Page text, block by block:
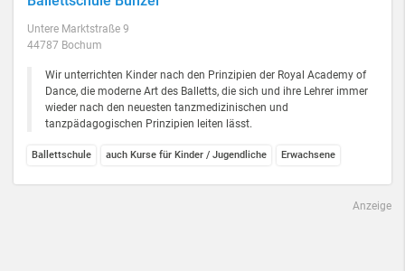
Untere Marktstraße 9
44787 Bochum
Wir unterrichten Kinder nach den Prinzipien der Royal Academy of
Dance, die moderne Art des Balletts, die sich und ihre Lehrer immer
wieder nach den neuesten tanzmedizinischen und
tanzpädagogischen Prinzipien leiten lässt.
Ballettschule auch Kurse für Kinder / Jugendliche Erwachsene
Anzeige